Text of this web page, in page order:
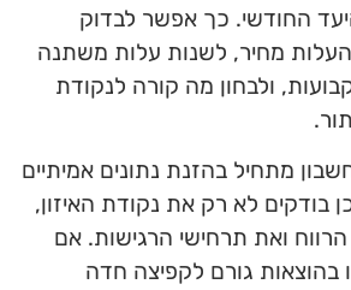
החודשי. כך אפשר לבדוק
מחיר, לשנות עלות משתנה
ולבחון מה קורה לנקודת
מתחיל בהזנת נתונים אמיתיים
בודקים לא רק את נקודת האיזון,
ואת תרחישי הרגישות. אם
בהוצאות גורם לקפיצה חדה